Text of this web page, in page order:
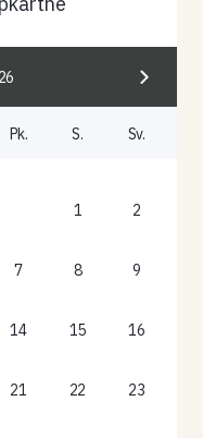
Pk. S. Sv.
1 2
7 8 9
14 15 16
21 22 23